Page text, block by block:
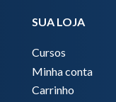
SUA LOJA
Cursos
Minha conta
Carrinho